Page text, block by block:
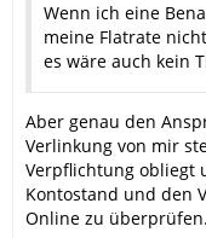
Wenn ich eine
meine Flatrate
es wäre auch kein
Aber genau den
Verlinkung von mir
Verpflichtung obliegt
Kontostand und den
Online zu überprüfen.